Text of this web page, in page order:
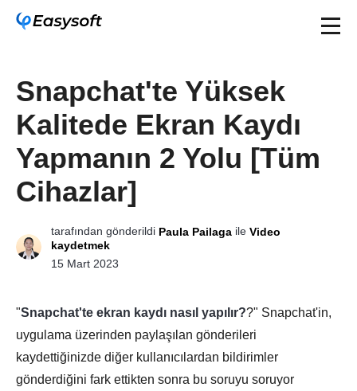
Snapchat'te Yüksek
Kalitede Ekran Kaydı
Yapmanın 2 Yolu [Tüm
Cihazlar]
tarafından gönderildi Paula Pailaga ile Video
kaydetmek
15 Mart 2023
"Snapchat'te ekran kaydı nasıl yapılır??" Snapchat'in,
uygulama üzerinden paylaşılan gönderileri
kaydettiğinizde diğer kullanıcılardan bildirimler
gönderdiğini fark ettikten sonra bu soruyu soruyor